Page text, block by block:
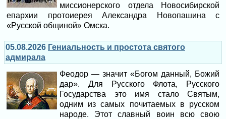
миссионерского отдела Новосибирской
епархии протоиерея Александра Новопашина с
«Русской общиной» Омска.
05.08.2026 Гениальность и простота святого
адмирала
Феодор — значит «Богом данный, Божий
дар». Для Русского Флота, Русского
Государства это имя стало Святым,
одним из самых почитаемых в русском
народе. Этот славный воин всю свою